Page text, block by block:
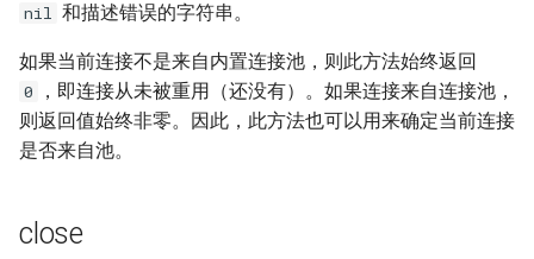
shibboleth
slowfs
small-light
spnego-http-auth
nil 和描述错误的字符串。
如果当前连接不是来自内置连接池，则此方法始终返回
0
，即连接从未被重用（还没有）。如果连接来自连接池，
则返回值始终非零。因此，此方法也可以用来确定当前连接
是否来自池。
close